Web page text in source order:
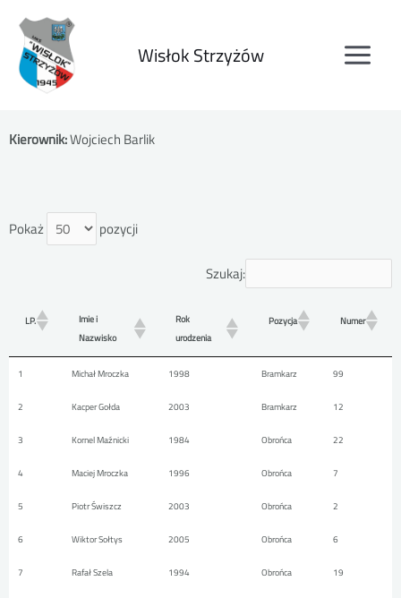
Wisłok Strzyżów
Seniorzy
Kierownik:Wojciech Barlik
Pokaż pozycji
Szukaj:
LP.
Imie i
Nazwisko
Rok
urodzenia
Pozycja Numer
1 Michał Mroczka 1998 Bramkarz 99
2 Kacper Gołda 2003 Bramkarz 12
3 Kornel Maźnicki 1984 Obrońca 22
4 Maciej Mroczka 1996 Obrońca 7
5 Piotr Świszcz 2003 Obrońca 2
6 Wiktor Sołtys 2005 Obrońca 6
7 Rafał Szela 1994 Obrońca 19